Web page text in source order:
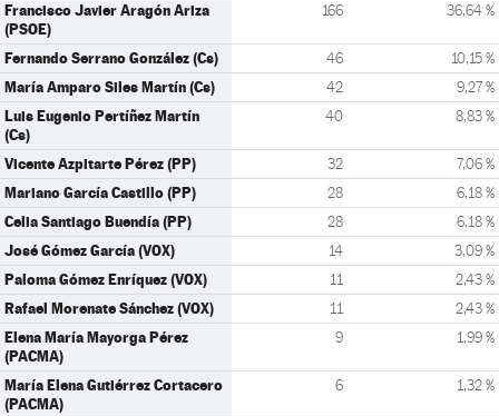
Francisco Javier Aragón Ariza
(PSOE)
166 36,64 %
Fernando Serrano González (Cs) 46 10,15 %
María Amparo Siles Martín (Cs) 42 9,27 %
Luis Eugenio Pertíñez Martín
(Cs)
40 8,83 %
Vicente Azpitarte Pérez (PP) 32 7,06 %
Mariano García Castillo (PP) 28 6,18 %
Celia Santiago Buendía (PP) 28 6,18 %
José Gómez García (VOX) 14 3,09 %
Paloma Gómez Enríquez (VOX) 11 2,43 %
Rafael Morenate Sánchez (VOX) 11 2,43 %
Elena María Mayorga Pérez
(PACMA)
9 1,99 %
María Elena Gutiérrez Cortacero
(PACMA)
6 1,32 %